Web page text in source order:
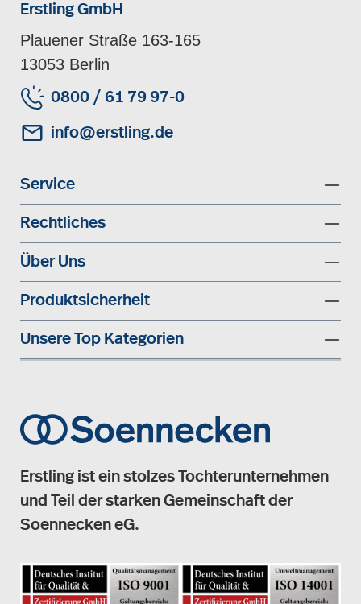
Erstling GmbH
Plauener Straße 163-165
13053 Berlin
0800 / 61 79 97-0
info@erstling.de
Service
Rechtliches
Über Uns
Produktsicherheit
Unsere Top Kategorien
Erstling ist ein stolzes Tochterunternehmen
und Teil der starken Gemeinschaft der
Soennecken eG.